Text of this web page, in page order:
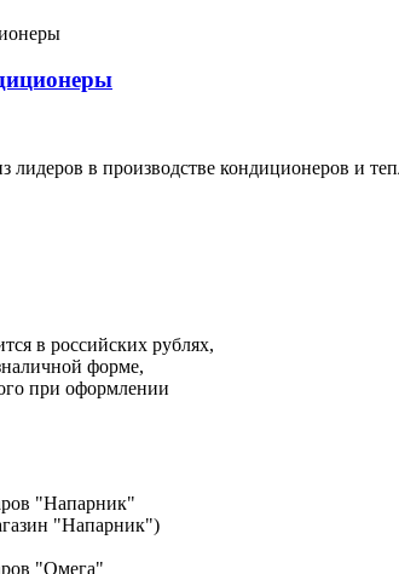
лидеров в производстве кондиционеров и
в российских рублях,
форме,
при оформлении
"Напарник"
"Напарник")
"Омега"